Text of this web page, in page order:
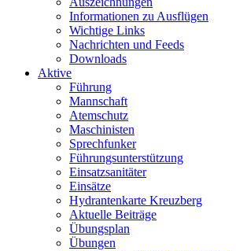
Informationen zu Ausflügen
Wichtige Links
Nachrichten und Feeds
Downloads
Aktive
Führung
Mannschaft
Atemschutz
Maschinisten
Sprechfunker
Führungsunterstützung
Einsatzsanitäter
Einsätze
Hydrantenkarte Kreuzberg
Aktuelle Beiträge
Übungsplan
Übungen